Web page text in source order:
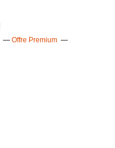
Offre Premium